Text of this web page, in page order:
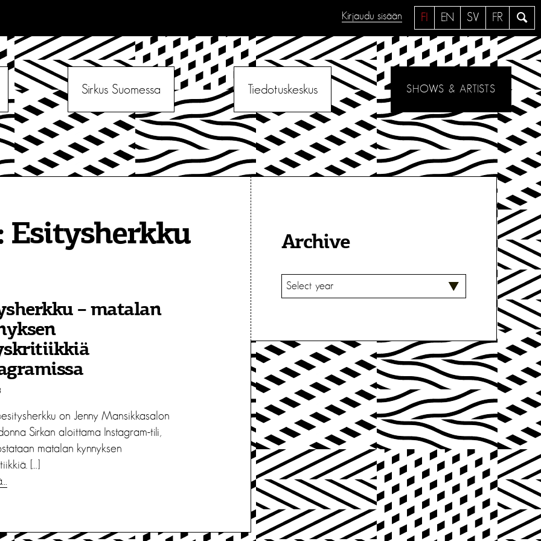
a
e
FI EN SV FR
Kirjaudu sisään
Sirkus Suomessa Tiedotuskeskus SHOWS & ARTISTS
Esitysherkku
– matalan
on Jenny Mansikkasalon
Sirkan aloittama Instagram-tili,
matalan kynnyksen
[…]
Archive
V
A
T
S
E